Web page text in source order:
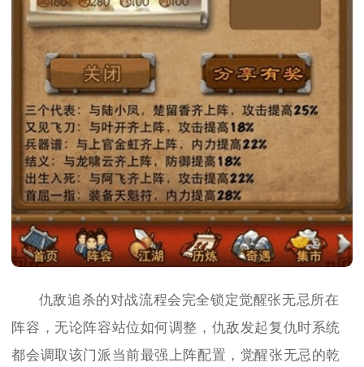
仇敌追杀的对战流程会完全锁定觉醒张无忌所在
阵容，无论阵容站位如何调整，仇敌发起复仇时系统
都会调取该门派当前最强上阵配置，觉醒张无忌的乾